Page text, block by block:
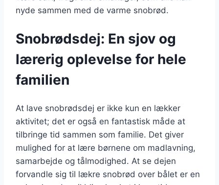
nyde sammen med de varme snobrød.
Snobrødsdej: En sjov og
lærerig oplevelse for hele
familien
At lave snobrødsdej er ikke kun en lækker
aktivitet; det er også en fantastisk måde at
tilbringe tid sammen som familie. Det giver
mulighed for at lære børnene om madlavning,
samarbejde og tålmodighed. At se dejen
forvandle sig til lækre snobrød over bålet er en